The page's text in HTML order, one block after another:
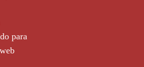
para